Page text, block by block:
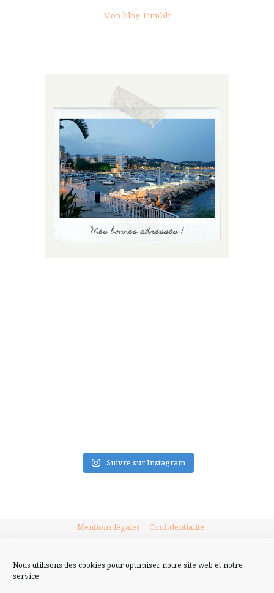
Nous utilisons des cookies pour optimiser notre site web et notre
service.
Mon blog Tumblr
Suivre sur Instagram
Mentions légales Confidentialité